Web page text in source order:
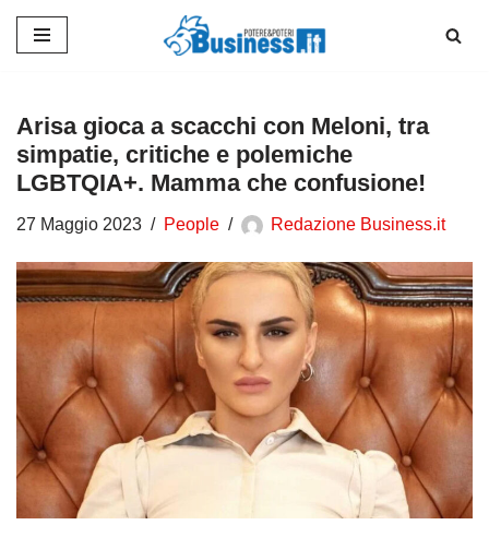
contenuto
Arisa gioca a scacchi con Meloni, tra
simpatie, critiche e polemiche
LGBTQIA+. Mamma che confusione!
27 Maggio 2023 People Redazione Business.it